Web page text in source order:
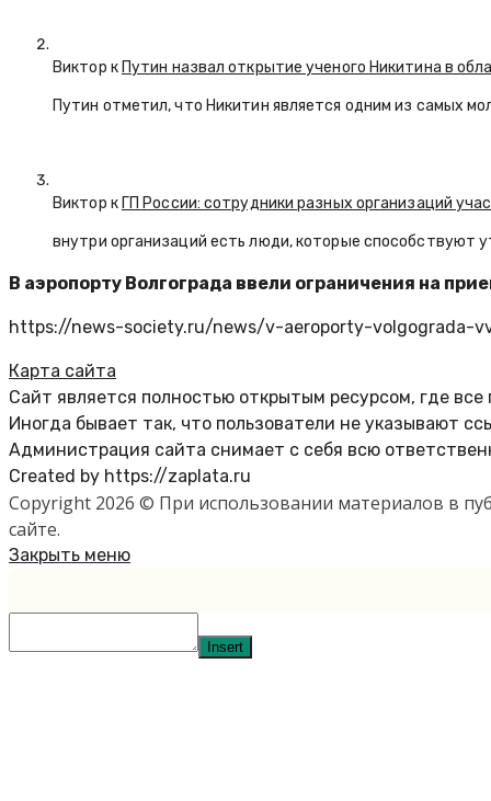
Виктор к Путин назвал открытие ученого Никитина в
Путин отметил, что Никитин является одним из самых
Виктор к ГП России: сотрудники разных организаций
внутри организаций есть люди, которые способствуют
В аэропорту Волгограда ввели ограничения на
https://news-society.ru/news/v-aeroporty-volgograda-
Карта сайта
Сайт является полностью открытым ресурсом, где
Иногда бывает так, что пользователи не указывают
Администрация сайта снимает с себя всю
Created by https://zaplata.ru
Copyright 2026 © При использовании материалов в
сайте.
Закрыть меню
Insert